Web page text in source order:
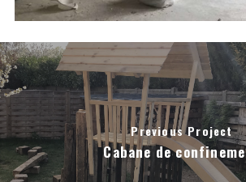
Previous Project
Cabane de